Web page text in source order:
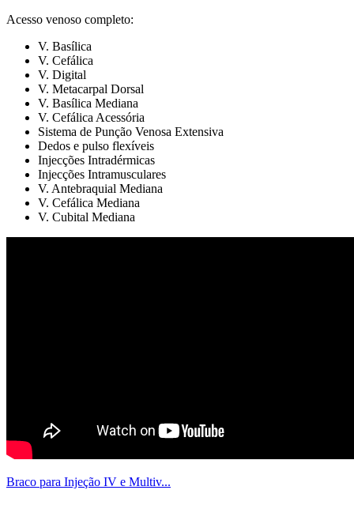
Acesso venoso completo:
V. Basílica
V. Cefálica
V. Digital
V. Metacarpal Dorsal
V. Basílica Mediana
V. Cefálica Acessória
Sistema de Punção Venosa Extensiva
Dedos e pulso flexíveis
Injecções Intradérmicas
Injecções Intramusculares
V. Antebraquial Mediana
V. Cefálica Mediana
V. Cubital Mediana
Braco para Injeção IV e Multiv...